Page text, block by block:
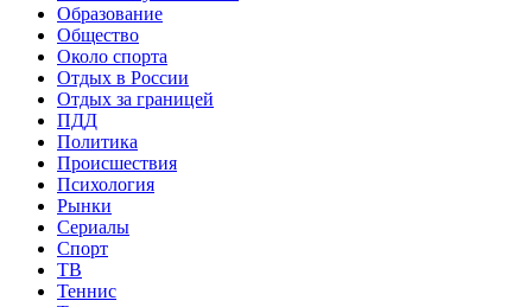
Образование
Общество
Около спорта
Отдых в России
Отдых за границей
ПДД
Политика
Происшествия
Психология
Рынки
Сериалы
Спорт
ТВ
Теннис